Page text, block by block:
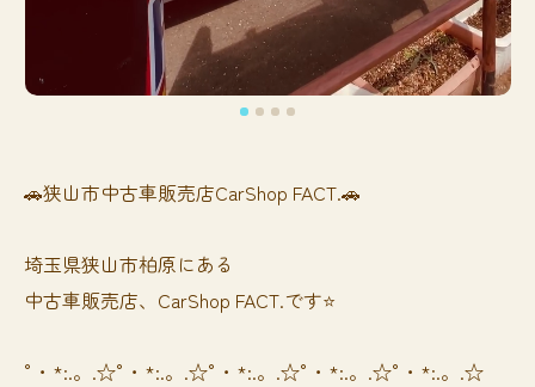
🚗狭山市中古車販売店CarShop FACT.🚗
埼玉県狭山市柏原にある
中古車販売店、CarShop FACT.です⭐️
°・*:.。.☆°・*:.。.☆°・*:.。.☆°・*:.。.☆°・*:.。.☆